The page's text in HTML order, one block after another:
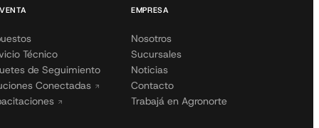
Técnico
de Seguimiento
Conectadas
EMPRESA
Nosotros
Sucursales
Noticias
Contacto
Trabajá en Agronorte